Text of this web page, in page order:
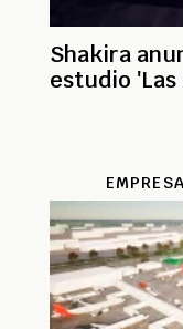
Shakira
estudio 'Las